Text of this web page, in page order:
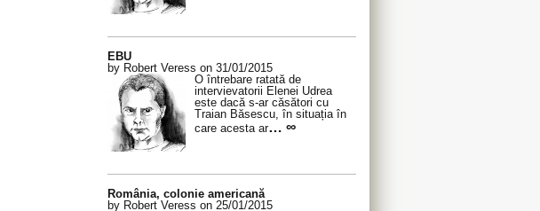
EBU
by Robert Veress on 31/01/2015
O întrebare ratată de
intervievatorii Elenei Udrea
este dacă s-ar căsători cu
Traian Băsescu, în situația în
care acesta ar… ∞
România, colonie americană
by Robert Veress on 25/01/2015